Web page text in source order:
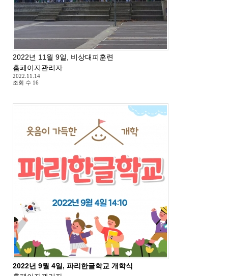
2022년 11월 9일, 비상대피훈련
홈페이지관리자
2022.11.14
조회 수 16
2022년 9월 4일, 파리한글학교 개학식